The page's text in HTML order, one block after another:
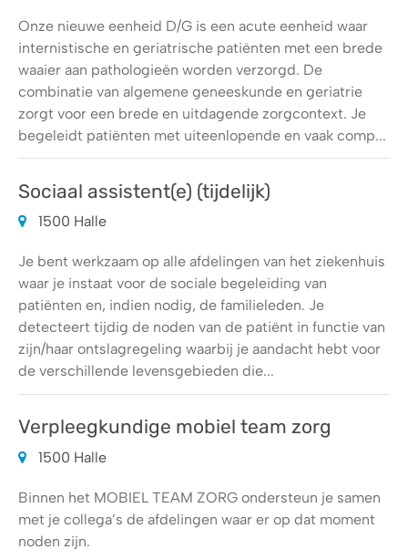
Onze nieuwe eenheid D/G is een acute eenheid waar
internistische en geriatrische patiënten met een brede
waaier aan pathologieën worden verzorgd. De
combinatie van algemene geneeskunde en geriatrie
zorgt voor een brede en uitdagende zorgcontext. Je
begeleidt patiënten met uiteenlopende en vaak comp...
Sociaal assistent(e) (tijdelijk)
1500 Halle
Je bent werkzaam op alle afdelingen van het ziekenhuis
waar je instaat voor de sociale begeleiding van
patiënten en, indien nodig, de familieleden. Je
detecteert tijdig de noden van de patiënt in functie van
zijn/haar ontslagregeling waarbij je aandacht hebt voor
de verschillende levensgebieden die...
Verpleegkundige mobiel team zorg
1500 Halle
Binnen het MOBIEL TEAM ZORG ondersteun je samen
met je collega’s de afdelingen waar er op dat moment
noden zijn.